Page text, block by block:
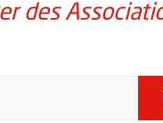
des
des associations